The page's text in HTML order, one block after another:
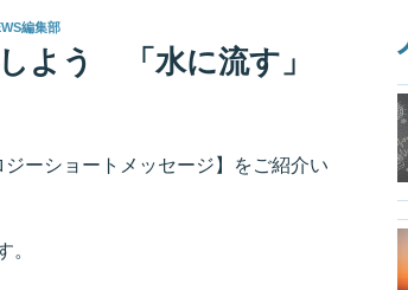
編集部
よう 「水に流す」
ーショートメッセージ】をご紹介い
。